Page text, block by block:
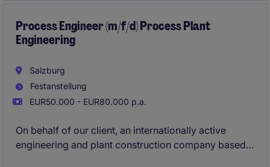
Process Engineer (m/f/d) Process Plant
Engineering
Salzburg
Festanstellung
EUR50.000 - EUR80.000 p.a.
On behalf of our client, an internationally active
engineering and plant construction company based